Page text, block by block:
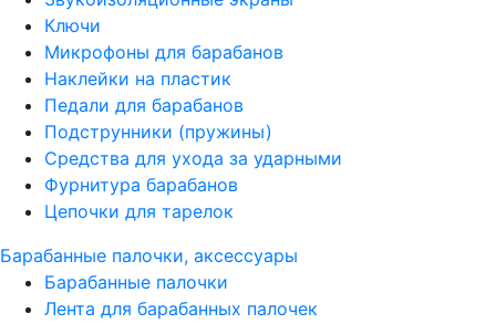
Ключи
Микрофоны для барабанов
Наклейки на пластик
Педали для барабанов
Подструнники (пружины)
Средства для ухода за ударными
Фурнитура барабанов
Цепочки для тарелок
Барабанные палочки, аксессуары
Барабанные палочки
Лента для барабанных палочек